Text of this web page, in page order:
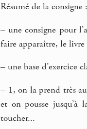
Résumé de la consigne :
– une consigne pour
faire apparaître, le
– une base d’exercice
– 1, on la prend très
et on pousse jusqu’à
toucher...